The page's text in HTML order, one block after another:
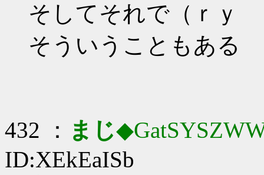
そしてそれで（ｒｙ
そういうこともある
432 ： まじ
ID:XEkEaISb